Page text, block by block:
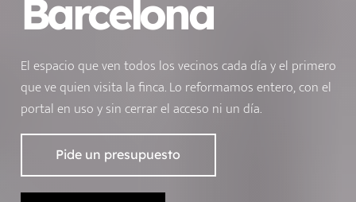
Barcelona
El espacio que ven todos los vecinos cada día y el primero
que ve quien visita la finca. Lo reformamos entero, con el
portal en uso y sin cerrar el acceso ni un día.
Pide un presupuesto